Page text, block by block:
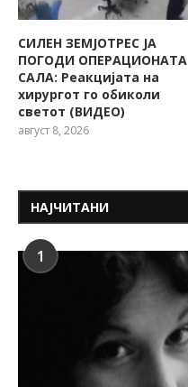
СИЛЕН ЗЕМЈОТРЕС ЈА
ПОГОДИ ОПЕРАЦИОНАТА
САЛА: Реакцијата на
хирургот го обиколи
светот (ВИДЕО)
август 8, 2026
НАЈЧИТАНИ
1